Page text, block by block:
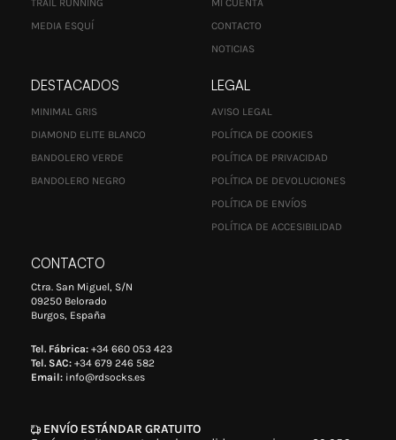
MEDIA ESQUÍ
CONTACTO
NOTICIAS
DESTACADOS
MINIMAL GRIS
DIAMOND ELITE BLANCO
BANDOLERO VERDE
BANDOLERO NEGRO
LEGAL
AVISO LEGAL
POLÍTICA DE COOKIES
POLÍTICA DE PRIVACIDAD
POLÍTICA DE DEVOLUCIONES
POLÍTICA DE ENVÍOS
POLÍTICA DE ACCESIBILIDAD
CONTACTO
Ctra. San Miguel, S/N
09250 Belorado
Burgos, España
Tel. Fábrica: +34 660 053 423
Tel. SAC: +34 679 246 582
Email: info@rdsocks.es
ENVÍO ESTÁNDAR GRATUITO